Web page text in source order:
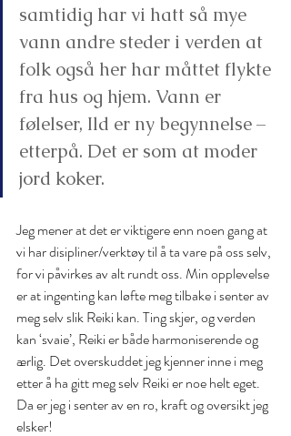
samtidig har vi hatt så mye
vann andre steder i verden at
folk også her har måttet flykte
fra hus og hjem. Vann er
følelser, Ild er ny begynnelse –
etterpå. Det er som at moder
jord koker.
Jeg mener at det er viktigere enn noen gang at
vi har disipliner/verktøy til å ta vare på oss selv,
for vi påvirkes av alt rundt oss. Min opplevelse
er at ingenting kan løfte meg tilbake i senter av
meg selv slik Reiki kan. Ting skjer, og verden
kan ‘svaie’, Reiki er både harmoniserende og
ærlig. Det overskuddet jeg kjenner inne i meg
etter å ha gitt meg selv Reiki er noe helt eget.
Da er jeg i senter av en ro, kraft og oversikt jeg
elsker!